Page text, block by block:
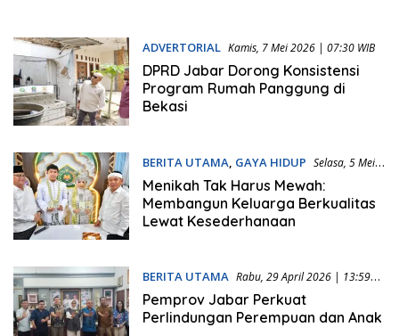
ADVERTORIAL Kamis, 7 Mei 2026 | 07:30 WIB
DPRD Jabar Dorong Konsistensi
Program Rumah Panggung di
Bekasi
BERITA UTAMA, GAYA HIDUP Selasa, 5 Mei
2026 | 07:55 WIB
Menikah Tak Harus Mewah:
Membangun Keluarga Berkualitas
Lewat Kesederhanaan
BERITA UTAMA Rabu, 29 April 2026 | 13:59
WIB
Pemprov Jabar Perkuat
Perlindungan Perempuan dan Anak